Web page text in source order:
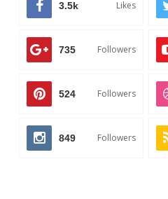
3.5k Likes
735 Followers
524 Followers
849 Followers